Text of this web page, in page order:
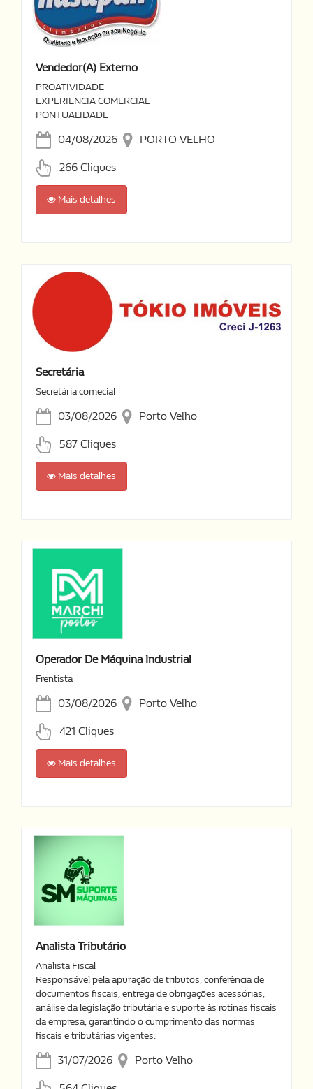
Vendedor(a) Externo
PROATIVIDADE
EXPERIENCIA COMERCIAL
PONTUALIDADE
04/08/2026 PORTO VELHO
266 Cliques
Mais detalhes
Secretária
Secretária comecial
03/08/2026 Porto Velho
587 Cliques
Mais detalhes
Operador De Máquina Industrial
Frentista
03/08/2026 Porto Velho
421 Cliques
Mais detalhes
Analista Tributário
Analista Fiscal
Responsável pela apuração de tributos, conferência de
documentos fiscais, entrega de obrigações acessórias,
análise da legislação tributária e suporte às rotinas fiscais
da empresa, garantindo o cumprimento das normas
fiscais e tributárias vigentes.
31/07/2026 Porto Velho